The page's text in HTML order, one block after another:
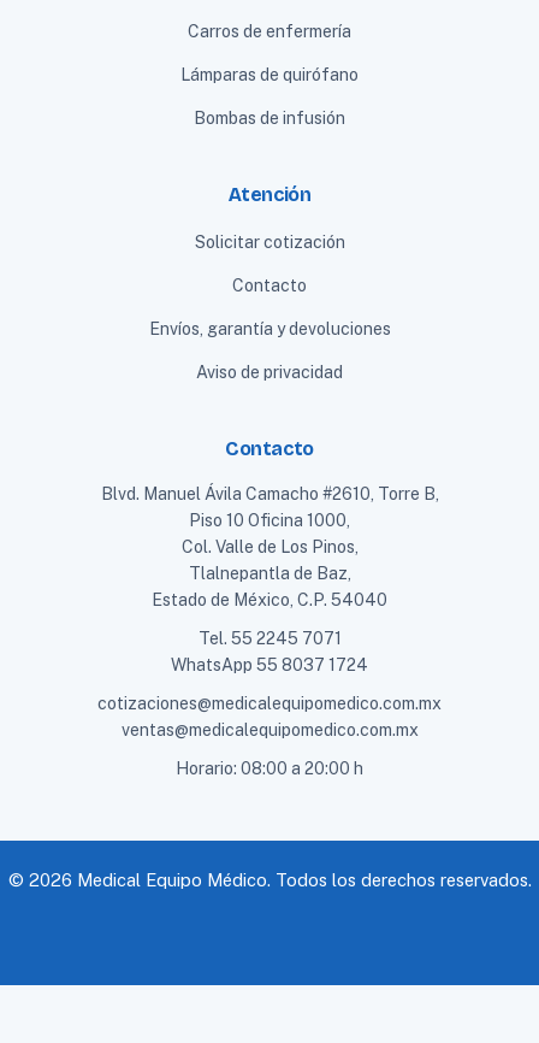
Carros de enfermería
Lámparas de quirófano
Bombas de infusión
Atención
Solicitar cotización
Contacto
Envíos, garantía y devoluciones
Aviso de privacidad
Contacto
Blvd. Manuel Ávila Camacho #2610, Torre B,
Piso 10 Oficina 1000,
Col. Valle de Los Pinos,
Tlalnepantla de Baz,
Estado de México, C.P. 54040
Tel. 55 2245 7071
WhatsApp 55 8037 1724
cotizaciones@medicalequipomedico.com.mx
ventas@medicalequipomedico.com.mx
Horario: 08:00 a 20:00 h
© 2026 Medical Equipo Médico. Todos los derechos reservados.